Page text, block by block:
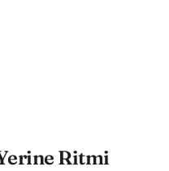
Ritmi